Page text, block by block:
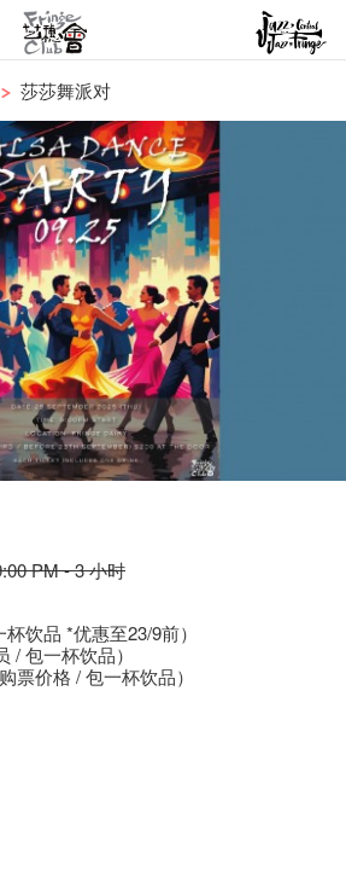
莎莎舞派对
PM - 3 小时
饮品 *优惠至23/9前）
/ 包一杯饮品）
票价格 / 包一杯饮品）